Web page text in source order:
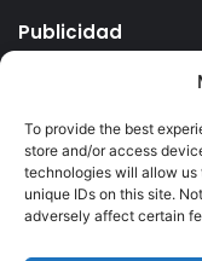
To provide the best
store and/or access
technologies will allow us
unique IDs on this site.
adversely affect certain
Publicidad